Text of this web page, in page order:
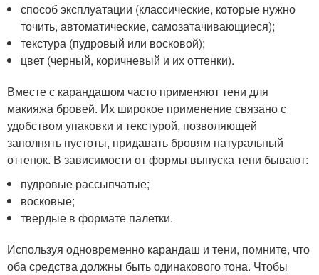
способ эксплуатации (классические, которые нужно
точить, автоматические, самозатачивающиеся);
текстура (пудровый или восковой);
цвет (черный, коричневый и их оттенки).
Вместе с карандашом часто применяют тени для
макияжа бровей. Их широкое применение связано с
удобством упаковки и текстурой, позволяющей
заполнять пустоты, придавать бровям натуральный
оттенок. В зависимости от формы выпуска тени бывают:
пудровые рассыпчатые;
восковые;
твердые в формате палетки.
Используя одновременно карандаш и тени, помните, что
оба средства должны быть одинакового тона. Чтобы